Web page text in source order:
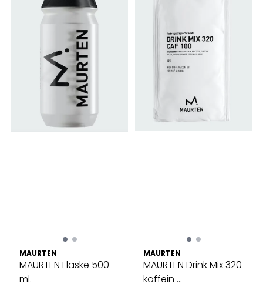
MAURTEN
MAURTEN Flaske 500
ml.
MAURTEN
MAURTEN Drink Mix 320
koffein ...